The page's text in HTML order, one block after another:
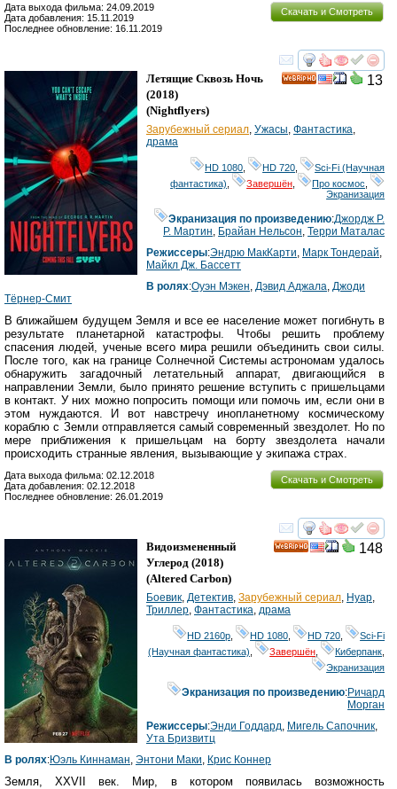
Скачать и Смотреть
Дата выхода фильма: 24.09.2019
Дата добавления: 15.11.2019
Последнее обновление: 16.11.2019
смотреть
13
Летящие Сквозь Ночь
(2018)
(Nightflyers)
Зарубежный сериал, Ужасы, Фантастика,
драма
HD 1080 HD 720
Sci-Fi (Научная
фантастика)
Завершён Про космос
Экранизация
Экранизация по произведению:Джордж Р.
Р. Мартин, Брайан Нельсон,Терри Маталас
Режиссеры:Эндрю МакКарти, Марк Тондерай,
Майкл Дж. Бассетт
В ролях:Оуэн Мэкен, Дэвид Аджала, Джоди
Тёрнер-Смит
В ближайшем будущем Земля и все ее население может погибнуть в
результате планетарной катастрофы. Чтобы решить проблему
спасения людей, ученые всего мира решили объединить свои силы.
После того, как на границе Солнечной Системы астрономам удалось
обнаружить загадочный летательный аппарат, двигающийся в
направлении Земли, было принято решение вступить с пришельцами
в контакт. У них можно попросить помощи или помочь им, если они в
этом нуждаются. И вот навстречу инопланетному космическому
кораблю с Земли отправляется самый современный звездолет. Но по
мере приближения к пришельцам на борту звездолета начали
происходить странные явления, вызывающие у экипажа страх.
Скачать и Смотреть
Дата выхода фильма: 02.12.2018
Дата добавления: 02.12.2018
Последнее обновление: 26.01.2019
смотреть
148
Видоизмененный
Углерод (2018)
(Altered Carbon)
Боевик Детектив Зарубежный сериал Нуар
Триллер Фантастика драма
HD 2160р HD 1080 HD 720
Sci-Fi
(Научная фантастика)
Завершён Киберпанк
Экранизация
Экранизация по произведению:Ричард
Морган
Режиссеры:Энди Годдард Мигель Сапочник
Ута Бризвитц
В ролях:Юэль Киннаман Энтони Маки Крис Коннер
Земля, XXVII век. Мир, в котором появилась возможность